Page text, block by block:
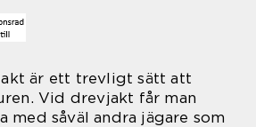
är ett trevligt sätt att
Vid drevjakt får man
med såväl andra jägare som